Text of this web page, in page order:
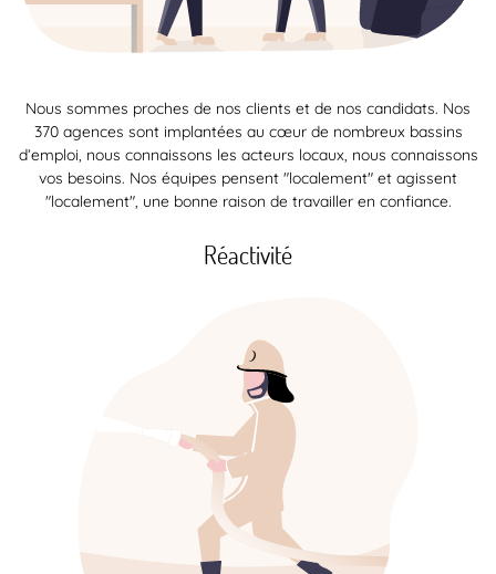
Nous sommes proches de nos clients et de nos candidats. Nos
370 agences sont implantées au cœur de nombreux bassins
d’emploi, nous connaissons les acteurs locaux, nous connaissons
vos besoins. Nos équipes pensent "localement" et agissent
"localement", une bonne raison de travailler en confiance.
Réactivité